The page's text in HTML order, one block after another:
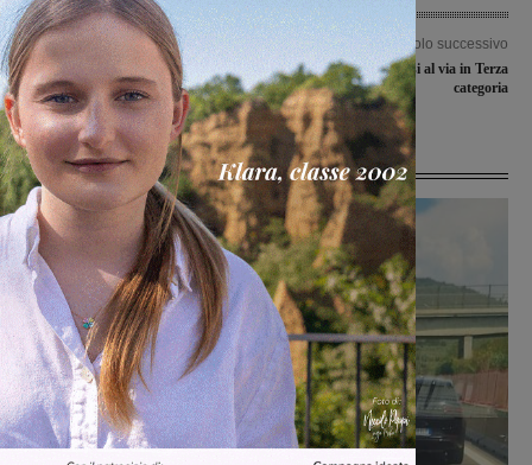
Articolo precedente
Batterio New Delhi, un caso in
Valdarno
Articolo successivo
Sette le valdarnesi al via in Terza
categoria
Ultime Notizie